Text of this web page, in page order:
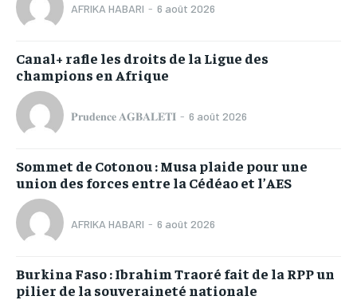
AFRIKA HABARI - 6 août 2026
Canal+ rafle les droits de la Ligue des
champions en Afrique
𝐏𝐫𝐮𝐝𝐞𝐧𝐜𝐞 𝐀𝐆𝐁𝐀𝐋𝐄𝐓𝐈 - 6 août 2026
Sommet de Cotonou : Musa plaide pour une
union des forces entre la Cédéao et l’AES
AFRIKA HABARI - 6 août 2026
Burkina Faso : Ibrahim Traoré fait de la RPP un
pilier de la souveraineté nationale